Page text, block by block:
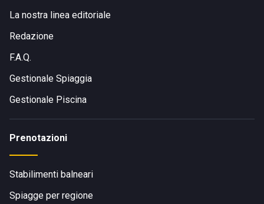
La nostra linea editoriale
Redazione
F.A.Q.
Gestionale Spiaggia
Gestionale Piscina
Prenotazioni
Stabilimenti balneari
Spiagge per regione